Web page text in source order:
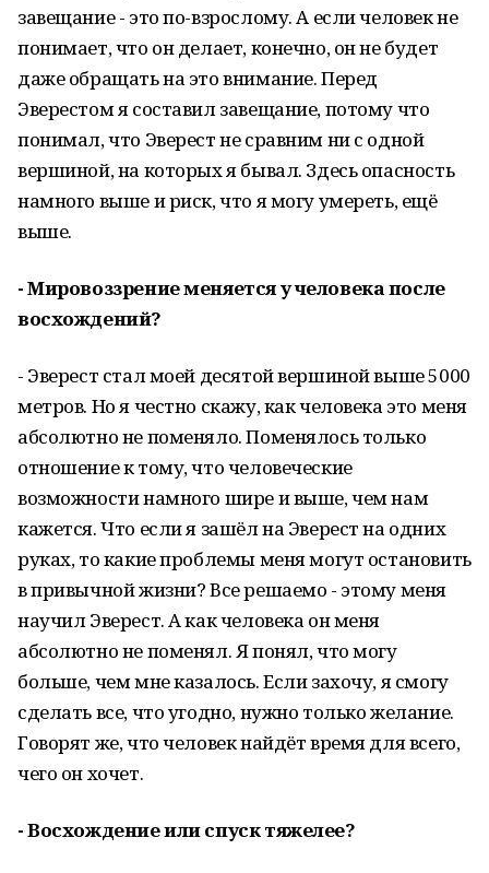
завещание - это по-взрослому. А если человек не
понимает, что он делает, конечно, он не будет
даже обращать на это внимание. Перед
Эверестом я составил завещание, потому что
понимал, что Эверест не сравним ни с одной
вершиной, на которых я бывал. Здесь опасность
намного выше и риск, что я могу умереть, ещё
выше.
- Мировоззрение меняется у человека после
восхождений?
- Эверест стал моей десятой вершиной выше 5000
метров. Но я честно скажу, как человека это меня
абсолютно не поменяло. Поменялось только
отношение к тому, что человеческие
возможности намного шире и выше, чем нам
кажется. Что если я зашёл на Эверест на одних
руках, то какие проблемы меня могут остановить
в привычной жизни? Все решаемо - этому меня
научил Эверест. А как человека он меня
абсолютно не поменял. Я понял, что могу
больше, чем мне казалось. Если захочу, я смогу
сделать все, что угодно, нужно только желание.
Говорят же, что человек найдёт время для всего,
чего он хочет.
- Восхождение или спуск тяжелее?